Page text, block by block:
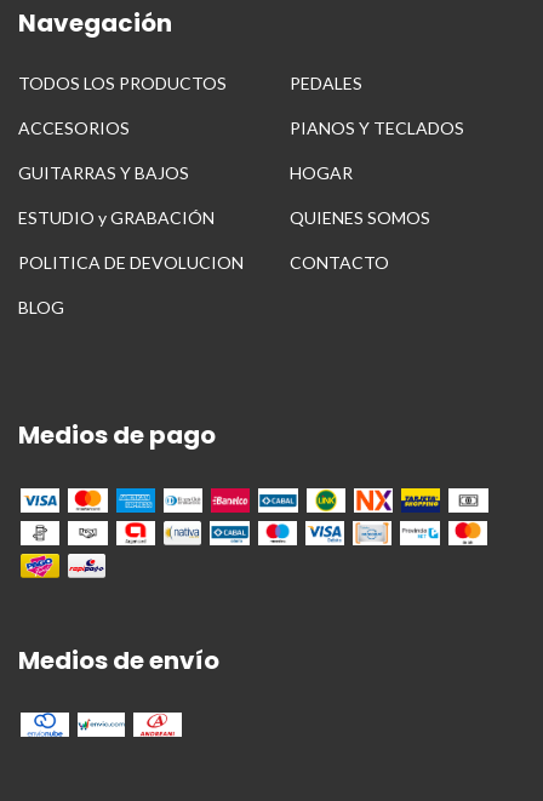
Navegación
TODOS LOS PRODUCTOS PEDALES
ACCESORIOS PIANOS Y TECLADOS
GUITARRAS Y BAJOS HOGAR
ESTUDIO y GRABACIÓN QUIENES SOMOS
POLITICA DE DEVOLUCION CONTACTO
BLOG
Medios de pago
Medios de envío